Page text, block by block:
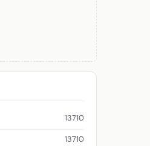
13710
13710